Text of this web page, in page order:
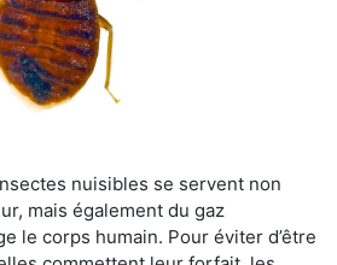
nuisibles se servent non
mais également du gaz
le corps humain. Pour éviter d’être